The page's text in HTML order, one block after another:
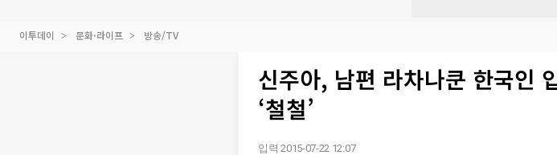
이투데이 문화·라이프 방송/TV
신주아, 남편 라차나쿤 한국인
‘철철’
입력 2015-07-22 12:07